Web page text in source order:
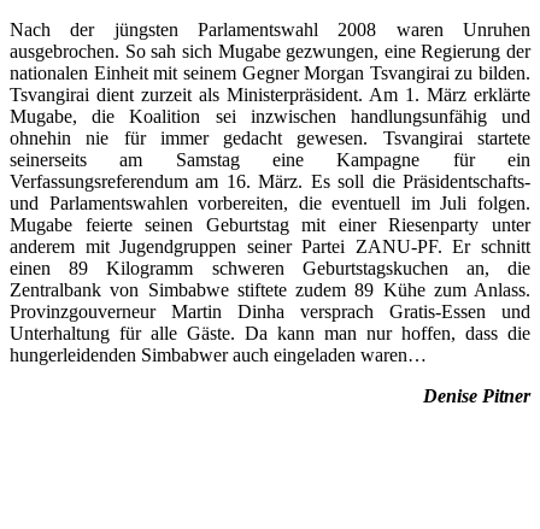
Nach der jüngsten Parlamentswahl 2008 waren Unruhen
ausgebrochen. So sah sich Mugabe gezwungen, eine Regierung der
nationalen Einheit mit seinem Gegner Morgan Tsvangirai zu bilden.
Tsvangirai dient zurzeit als Ministerpräsident. Am 1. März erklärte
Mugabe, die Koalition sei inzwischen handlungsunfähig und
ohnehin nie für immer gedacht gewesen. Tsvangirai startete
seinerseits am Samstag eine Kampagne für ein
Verfassungsreferendum am 16. März. Es soll die Präsidentschafts-
und Parlamentswahlen vorbereiten, die eventuell im Juli folgen.
Mugabe feierte seinen Geburtstag mit einer Riesenparty unter
anderem mit Jugendgruppen seiner Partei ZANU-PF. Er schnitt
einen 89 Kilogramm schweren Geburtstagskuchen an, die
Zentralbank von Simbabwe stiftete zudem 89 Kühe zum Anlass.
Provinzgouverneur Martin Dinha versprach Gratis-Essen und
Unterhaltung für alle Gäste. Da kann man nur hoffen, dass die
hungerleidenden Simbabwer auch eingeladen waren…
Denise Pitner